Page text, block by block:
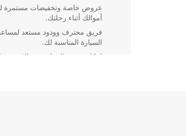
عروض خاصة وتخفيضات مستمرة
أموالك أثناء رحلتك.
فريق محترف وودود مستعد
السيارة المناسبة لك.
إمكانية حجز السيارة عبر